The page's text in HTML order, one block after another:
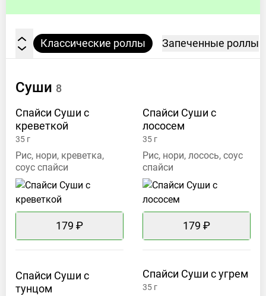
Классические роллы Запеченные роллы
Суши 8
Спайси Суши с
креветкой
35 г
Рис, нори, креветка,
соус спайси
179 ₽
Спайси Суши с
лососем
35 г
Рис, нори, лосось, соус
спайси
179 ₽
Спайси Суши с
тунцом
Спайси Суши сугрем
35 г